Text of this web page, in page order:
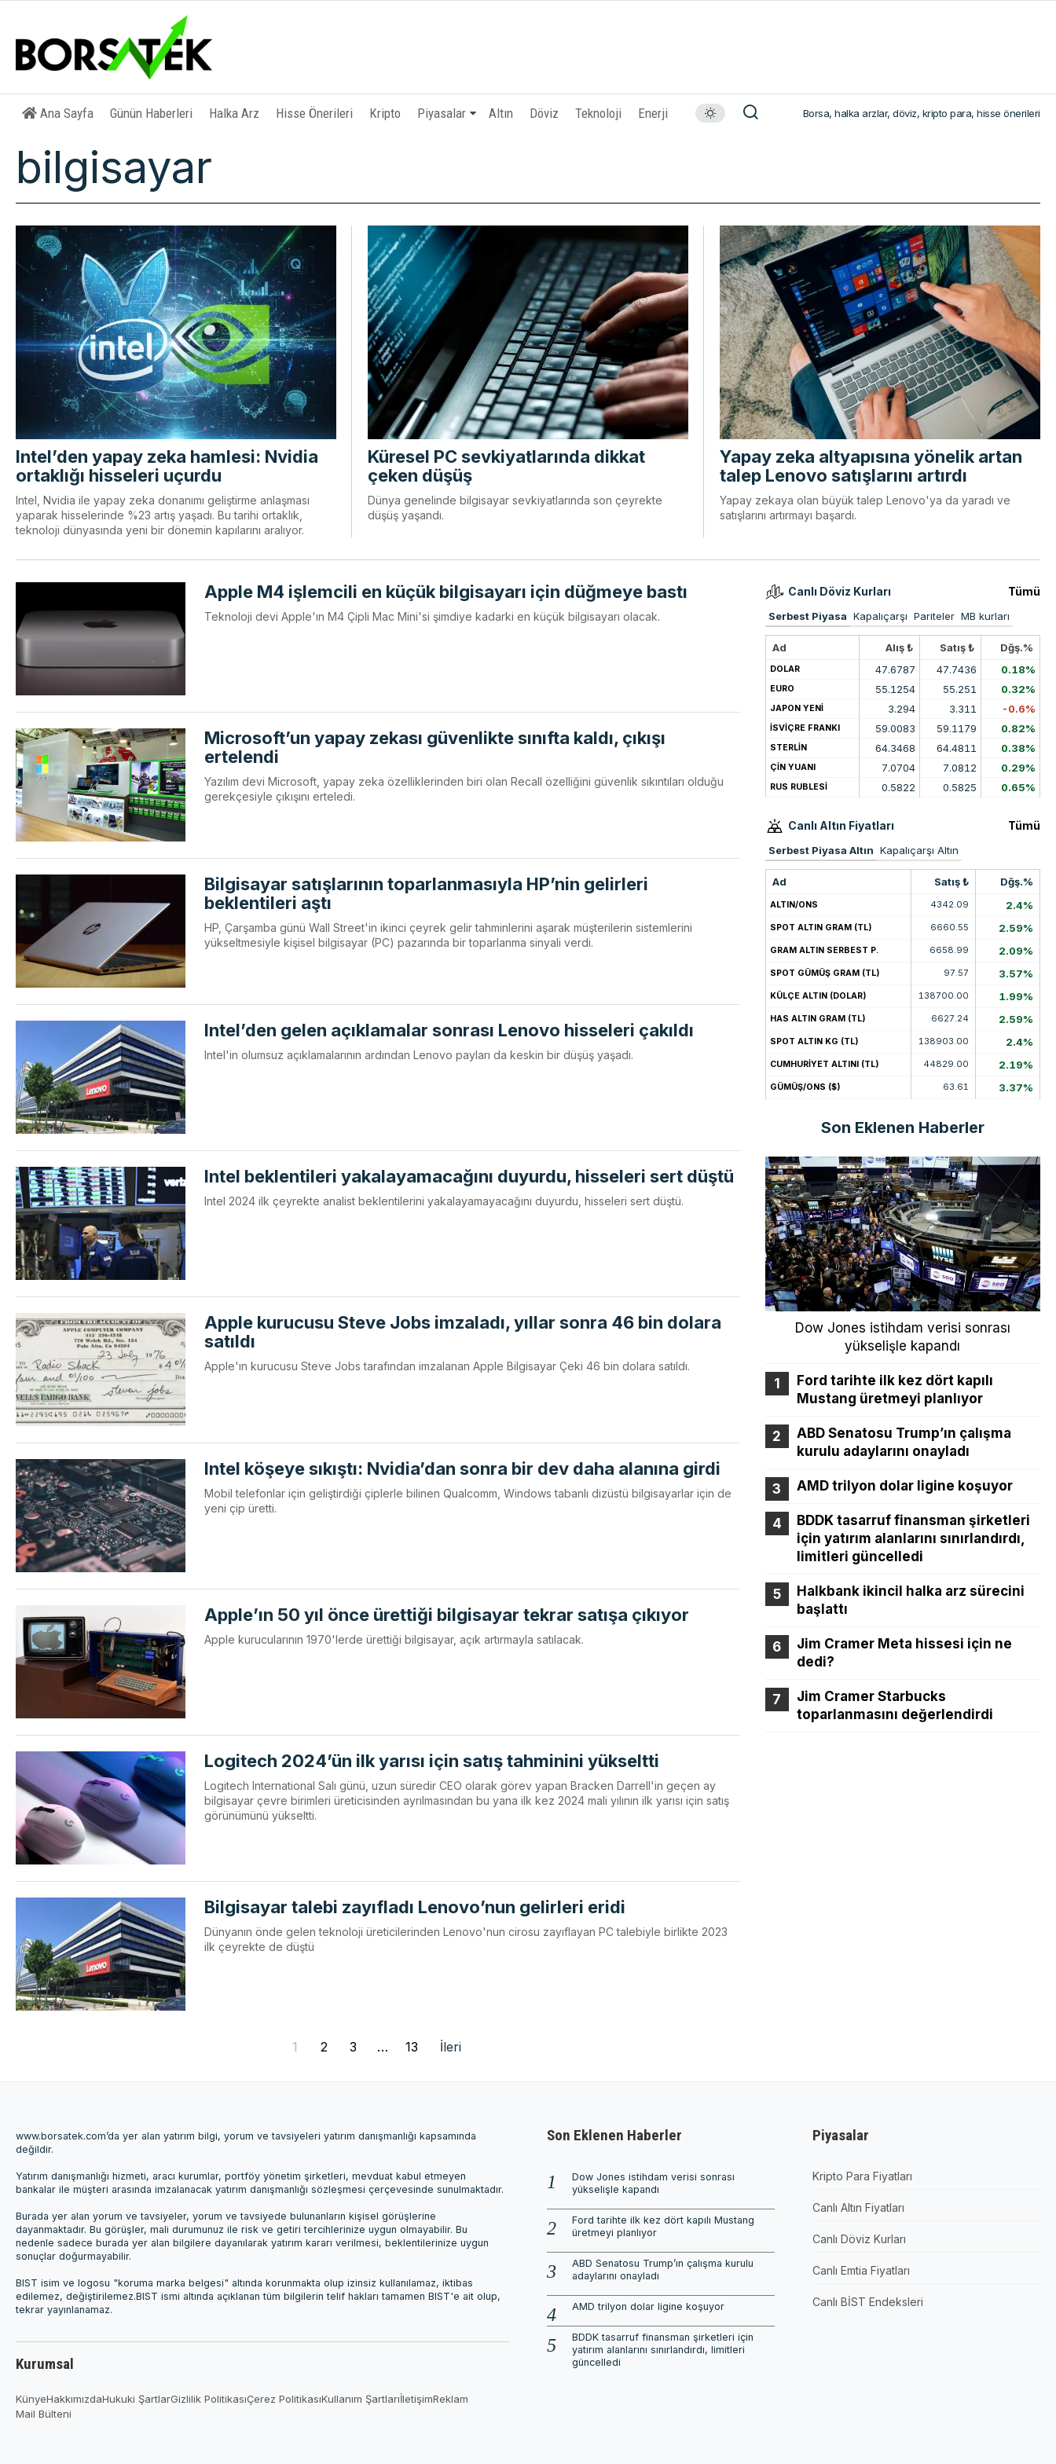
Ana Sayfa Günün Haberleri Halka Arz Hisse Önerileri Kripto Piyasalar Altın Döviz Teknoloji Enerji Borsa, halka arzlar, döviz, kripto para, hisse önerileri
bilgisayar
Intel’den yapay zeka hamlesi: Nvidia
ortaklığı hisseleri uçurdu
Intel, Nvidia ile yapay zeka donanımı geliştirme anlaşması
yaparak hisselerinde %23 artış yaşadı. Bu tarihi ortaklık,
teknoloji dünyasında yeni bir dönemin kapılarını aralıyor.
Küresel PC sevkiyatlarında dikkat
çeken düşüş
Dünya genelinde bilgisayar sevkiyatlarında son çeyrekte
düşüş yaşandı.
Yapay zeka altyapısına yönelik artan
talep Lenovo satışlarını artırdı
Yapay zekaya olan büyük talep Lenovo'ya da yaradı ve
satışlarını artırmayı başardı.
Apple M4 işlemcili en küçük bilgisayarı için düğmeye bastı
Teknoloji devi Apple'ın M4 Çipli Mac Mini'si şimdiye kadarki en küçük bilgisayarı olacak.
Microsoft’un yapay zekası güvenlikte sınıfta kaldı, çıkışı
ertelendi
Yazılım devi Microsoft, yapay zeka özelliklerinden biri olan Recall özelliğini güvenlik sıkıntıları olduğu
gerekçesiyle çıkışını erteledi.
Bilgisayar satışlarının toparlanmasıyla HP’nin gelirleri
beklentileri aştı
HP, Çarşamba günü Wall Street'in ikinci çeyrek gelir tahminlerini aşarak müşterilerin sistemlerini
yükseltmesiyle kişisel bilgisayar (PC) pazarında bir toparlanma sinyali verdi.
Intel’den gelen açıklamalar sonrası Lenovo hisseleri çakıldı
Intel'in olumsuz açıklamalarının ardından Lenovo payları da keskin bir düşüş yaşadı.
Intel beklentileri yakalayamacağını duyurdu, hisseleri sert düştü
Intel 2024 ilk çeyrekte analist beklentilerini yakalayamayacağını duyurdu, hisseleri sert düştü.
Apple kurucusu Steve Jobs imzaladı, yıllar sonra 46 bin dolara
satıldı
Apple'ın kurucusu Steve Jobs tarafından imzalanan Apple Bilgisayar Çeki 46 bin dolara satıldı.
Intel köşeye sıkıştı: Nvidia’dan sonra bir dev daha alanına girdi
Mobil telefonlar için geliştirdiği çiplerle bilinen Qualcomm, Windows tabanlı dizüstü bilgisayarlar için de
yeni çip üretti.
Apple’ın 50 yıl önce ürettiği bilgisayar tekrar satışa çıkıyor
Apple kurucularının 1970'lerde ürettiği bilgisayar, açık artırmayla satılacak.
Logitech 2024’ün ilk yarısı için satış tahminini yükseltti
Logitech International Salı günü, uzun süredir CEO olarak görev yapan Bracken Darrell'in geçen ay
bilgisayar çevre birimleri üreticisinden ayrılmasından bu yana ilk kez 2024 mali yılının ilk yarısı için satış
görünümünü yükseltti.
Bilgisayar talebi zayıfladı Lenovo’nun gelirleri eridi
Dünyanın önde gelen teknoloji üreticilerinden Lenovo'nun cirosu zayıflayan PC talebiyle birlikte 2023
ilk çeyrekte de düştü
1 2 3 … 13 İleri
Canlı Döviz Kurları Tümü
Serbest Piyasa Kapalıçarşı Pariteler MB kurları
Ad Alış ₺ Satış ₺ Dğş.%
DOLAR 47.6787 47.7436 0.18%
EURO 55.1254 55.251 0.32%
JAPON YENİ 3.294 3.311 -0.6%
İSVİÇRE FRANKI 59.0083 59.1179 0.82%
STERLİN 64.3468 64.4811 0.38%
ÇİN YUANI 7.0704 7.0812 0.29%
RUS RUBLESİ 0.5822 0.5825 0.65%
Canlı Altın Fiyatları Tümü
Serbest Piyasa Altın Kapalıçarşı Altın
Ad Satış ₺ Dğş.%
ALTIN/ONS 4342.09 2.4%
SPOT ALTIN GRAM (TL) 6660.55 2.59%
GRAM ALTIN SERBEST P. 6658.99 2.09%
SPOT GÜMÜŞ GRAM (TL) 97.57 3.57%
KÜLÇE ALTIN (DOLAR) 138700.00 1.99%
HAS ALTIN GRAM (TL) 6627.24 2.59%
SPOT ALTIN KG (TL) 138903.00 2.4%
CUMHURİYET ALTINI (TL) 44829.00 2.19%
GÜMÜŞ/ONS ($) 63.61 3.37%
Son Eklenen Haberler
Dow Jones istihdam verisi sonrası
yükselişle kapandı
Ford tarihte ilk kez dört kapılı
Mustang üretmeyi planlıyor
ABD Senatosu Trump’ın çalışma
kurulu adaylarını onayladı
AMD trilyon dolar ligine koşuyor
BDDK tasarruf finansman şirketleri
için yatırım alanlarını sınırlandırdı,
limitleri güncelledi
Halkbank ikincil halka arz sürecini
başlattı
Jim Cramer Meta hissesi için ne
dedi?
Jim Cramer Starbucks
toparlanmasını değerlendirdi
www.borsatek.com’da yer alan yatırım bilgi, yorum ve tavsiyeleri yatırım danışmanlığı kapsamında
değildir.
Yatırım danışmanlığı hizmeti, aracı kurumlar, portföy yönetim şirketleri, mevduat kabul etmeyen
bankalar ile müşteri arasında imzalanacak yatırım danışmanlığı sözleşmesi çerçevesinde sunulmaktadır.
Burada yer alan yorum ve tavsiyeler, yorum ve tavsiyede bulunanların kişisel görüşlerine
dayanmaktadır. Bu görüşler, mali durumunuz ile risk ve getiri tercihlerinize uygun olmayabilir. Bu
nedenle sadece burada yer alan bilgilere dayanılarak yatırım kararı verilmesi, beklentilerinize uygun
sonuçlar doğurmayabilir.
BIST isim ve logosu "koruma marka belgesi" altında korunmakta olup izinsiz kullanılamaz, iktibas
edilemez, değiştirilemez.BIST ismi altında açıklanan tüm bilgilerin telif hakları tamamen BIST'e ait olup,
tekrar yayınlanamaz.
Kurumsal
KünyeHakkımızdaHukuki ŞartlarGizlilik PolitikasıÇerez PolitikasıKullanım ŞartlarıİletişimReklam
Mail Bülteni
Son Eklenen Haberler
Dow Jones istihdam verisi sonrası
yükselişle kapandı
Ford tarihte ilk kez dört kapılı Mustang
üretmeyi planlıyor
ABD Senatosu Trump’ın çalışma kurulu
adaylarını onayladı
AMD trilyon dolar ligine koşuyor
BDDK tasarruf finansman şirketleri için
yatırım alanlarını sınırlandırdı, limitleri
güncelledi
Piyasalar
Kripto Para Fiyatları
Canlı Altın Fiyatları
Canlı Döviz Kurları
Canlı Emtia Fiyatları
Canlı BİST Endeksleri